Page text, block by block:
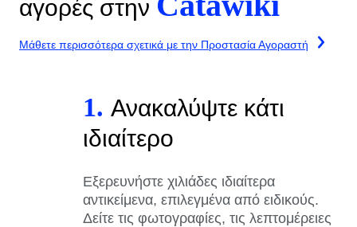
αγορές στην
Μάθετε περισσότερα σχετικά με την Προστασία Αγοραστή
1. Ανακαλύψτε κάτι
ιδιαίτερο
Εξερευνήστε χιλιάδες ιδιαίτερα
αντικείμενα, επιλεγμένα από ειδικούς.
Δείτε τις φωτογραφίες, τις λεπτομέρειες